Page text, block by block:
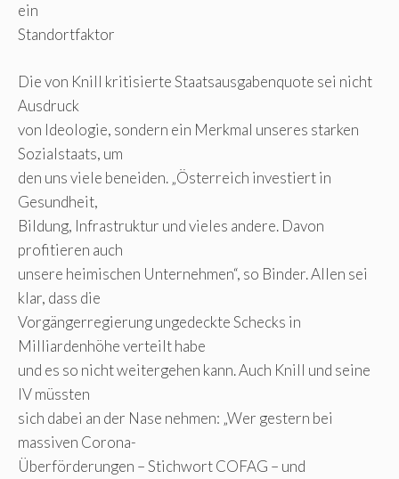
ein
Standortfaktor
Die von Knill kritisierte Staatsausgabenquote sei nicht
Ausdruck
von Ideologie, sondern ein Merkmal unseres starken
Sozialstaats, um
den uns viele beneiden. „Österreich investiert in
Gesundheit,
Bildung, Infrastruktur und vieles andere. Davon
profitieren auch
unsere heimischen Unternehmen“, so Binder. Allen sei
klar, dass die
Vorgängerregierung ungedeckte Schecks in
Milliardenhöhe verteilt habe
und es so nicht weitergehen kann. Auch Knill und seine
IV müssten
sich dabei an der Nase nehmen: „Wer gestern bei
massiven Corona-
Überförderungen – Stichwort COFAG – und